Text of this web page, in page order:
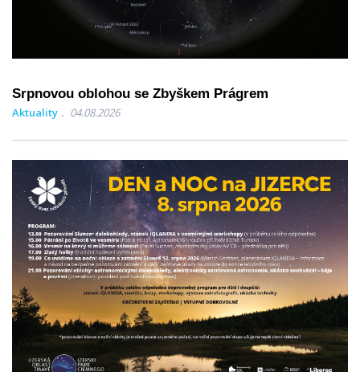
Srpnovou oblohou se Zbyškem Prágrem
Aktuality 04.08.2026